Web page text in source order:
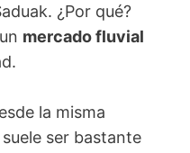
¿Por qué?
mercado fluvial
la misma
ser bastante